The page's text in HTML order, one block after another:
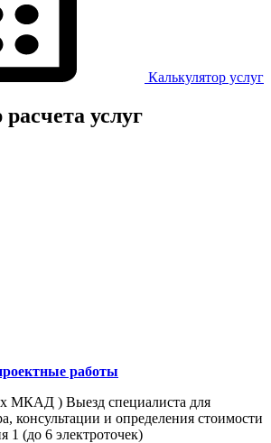
Калькулятор услуг
услуг
работы
МКАД ) Выезд специалиста для
консультации и определения стоимости
1 (до 6 электроточек)